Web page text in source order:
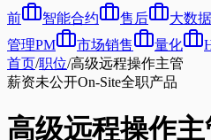
前
智能合约 售后 大数据
管理PM
市场销售 量化
首页/职位/高级远程操作主管
薪资未公开On-Site全职产品
高级远程操作